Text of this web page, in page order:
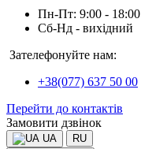
Пн-Пт: 9:00 - 18:00
Сб-Нд - вихідний
Зателефонуйте нам:
+38(077) 637 50 00
Перейти до контактів
Замовити дзвінок
UA
RU